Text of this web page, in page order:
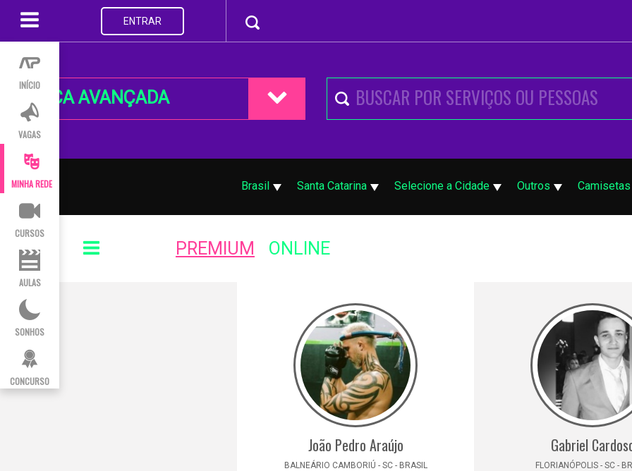
INÍCIO
VAGAS
MINHA REDE
CURSOS
AULAS
SONHOS
CONCURSO
ENTRAR
BUSCA AVANÇADA
Brasil Santa Catarina Selecione a Cidade Outros
PREMIUM ONLINE
João Pedro Araújo
BALNEÁRIO CAMBORIÚ - SC - BRASIL
Gabriel
FLORIANÓPOLIS - SC -